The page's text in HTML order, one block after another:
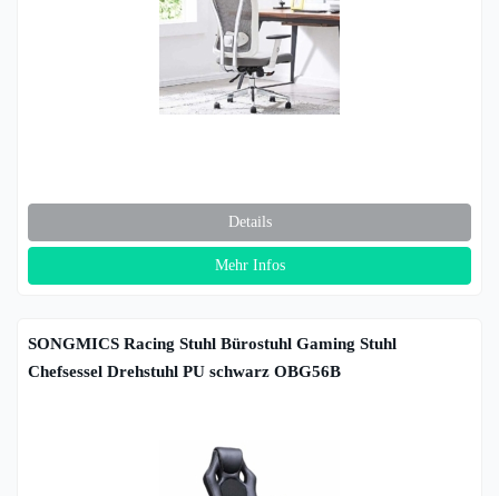
Details
Mehr Infos
SONGMICS Racing Stuhl Bürostuhl Gaming Stuhl
Chefsessel Drehstuhl PU schwarz OBG56B